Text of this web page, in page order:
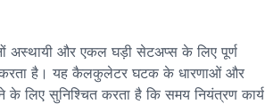
अस्थायी और एकल घड़ी सेटअप्स के लिए पूर्ण
करता है। यह कैलकुलेटर घटक के धारणाओं और
के लिए सुनिश्चित करता है कि समय नियंत्रण कार्य